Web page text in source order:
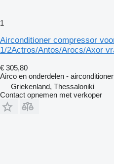
1
Airconditioner compressor
1/2Actros/Antos/Arocs/Axor
€ 305,80
Airco en onderdelen -
Griekenland, Thessaloniki
Contact opnemen met verkoper